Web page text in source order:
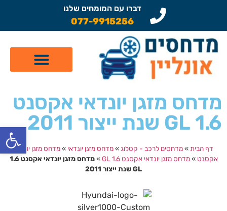
דברו עם המומחים שלנו
077-9915256
מדחס מזגן יונדאי אקסנט
1.6 GL שנת ייצור 2011
דף הבית »מדחסים לרכב - קטלוג »מדחס מזגן יונדאי »מדחס מזגן יונדאי
אקסנט »מדחס מזגן יונדאי אקסנט 1.6 GL »
מדחס מזגן יונדאי אקסנט 1.6
GL שנת ייצור 2011